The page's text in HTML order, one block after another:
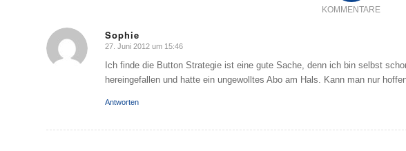
KOMMENTARE
Sophie
sagte:
27. Juni 2012 um 15:46
Ich finde die Button Strategie ist eine gute Sache, denn ich bin selbst
hereingefallen und hatte ein ungewolltes Abo am Hals. Kann man nur
Antworten